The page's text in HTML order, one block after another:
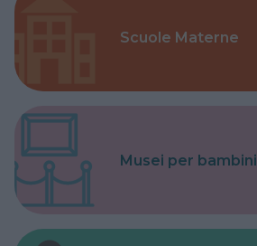
Scuole Materne
Musei per bambini